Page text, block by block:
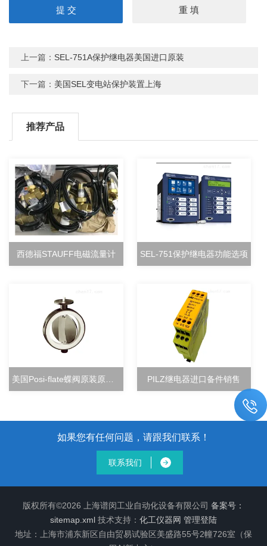
上一篇： SEL-751A保护继电器美国进口原装
下一篇： 美国SEL变电站保护装置上海
推荐产品
西德福STAUFF电磁流量计 SEL-751保护继电器功能选项
PILZ继电器进口备件销售
如果您有任何问题，请跟我们联系！
联系我们
版权所有©2026 上海谱闵工业自动化设备有限公司 备案号：
sitemap.xml 技术支持： 化工仪器网 管理登陆
地址：上海市浦东新区自由贸易试验区美盛路55号2幢726室（保